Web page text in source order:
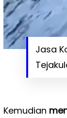
Jasa
Kemudian